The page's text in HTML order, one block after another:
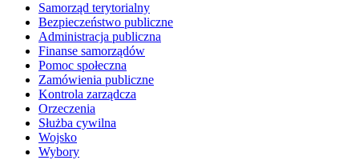
Samorząd terytorialny
Bezpieczeństwo publiczne
Administracja publiczna
Finanse samorządów
Pomoc społeczna
Zamówienia publiczne
Kontrola zarządcza
Orzeczenia
Służba cywilna
Wojsko
Wybory